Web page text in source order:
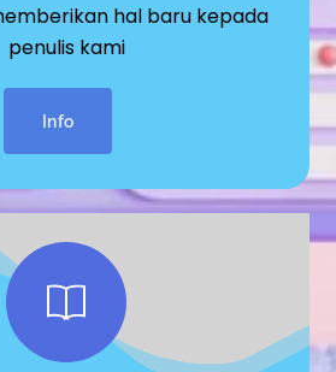
hal baru kepada
penulis kami
Info